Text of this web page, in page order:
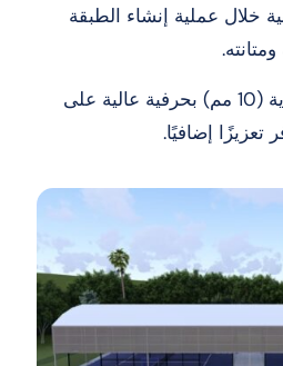
خلال عملية إنشاء الطبقة
يتم لحام الألواح الفولاذية (10 مم) بحرفية عالية على
تعزيزًا إضافيًا.